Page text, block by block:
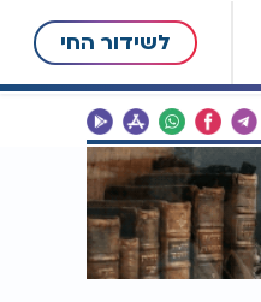
לשידור החי